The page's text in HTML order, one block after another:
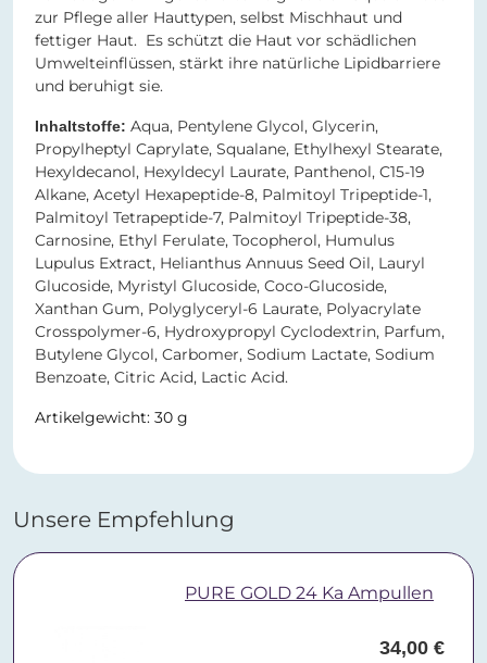
zur Pflege aller Hauttypen, selbst Mischhaut und
fettiger Haut. Es schützt die Haut vor schädlichen
Umwelteinflüssen, stärkt ihre natürliche Lipidbarriere
und beruhigt sie.
Inhaltstoffe: Aqua, Pentylene Glycol, Glycerin,
Propylheptyl Caprylate, Squalane, Ethylhexyl Stearate,
Hexyldecanol, Hexyldecyl Laurate, Panthenol, C15-19
Alkane, Acetyl Hexapeptide-8, Palmitoyl Tripeptide-1,
Palmitoyl Tetrapeptide-7, Palmitoyl Tripeptide-38,
Carnosine, Ethyl Ferulate, Tocopherol, Humulus
Lupulus Extract, Helianthus Annuus Seed Oil, Lauryl
Glucoside, Myristyl Glucoside, Coco-Glucoside,
Xanthan Gum, Polyglyceryl-6 Laurate, Polyacrylate
Crosspolymer-6, Hydroxypropyl Cyclodextrin, Parfum,
Butylene Glycol, Carbomer, Sodium Lactate, Sodium
Benzoate, Citric Acid, Lactic Acid.
Artikelgewicht: 30 g
Unsere Empfehlung
PURE GOLD 24 Ka Ampullen
34,00 €